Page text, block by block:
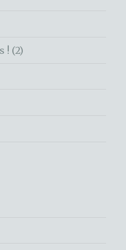
! (2)